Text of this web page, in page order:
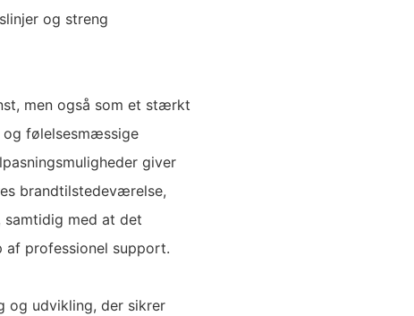
og streng
men også som et stærkt
følelsesmæssige
giver
brandtilstedeværelse,
med at det
professionel support.
og udvikling, der sikrer